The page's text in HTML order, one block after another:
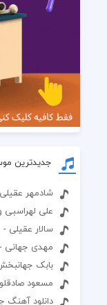
جدیدترین
شادمهر
علی
سالار عقیلی -
مهدی جهانی -
بابک
مسعود
دانلود آهنگ